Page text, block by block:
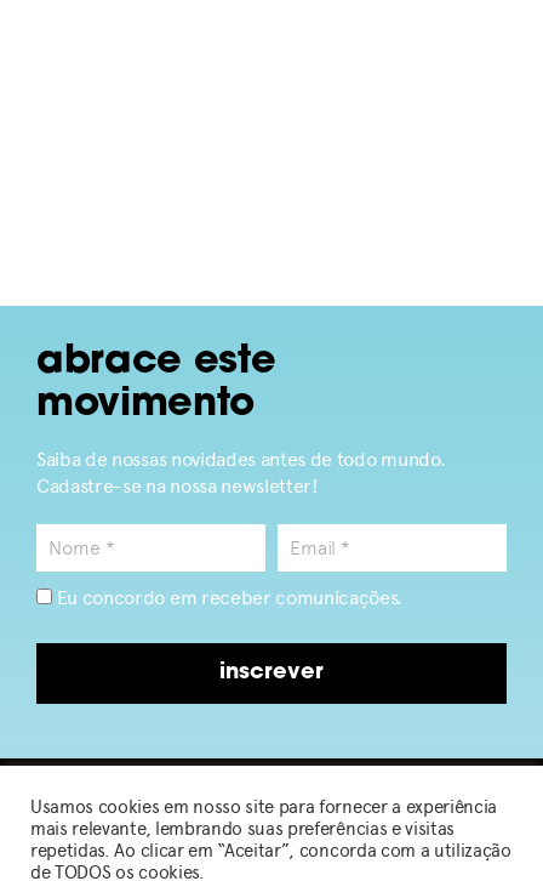
abrace este
movimento
Saiba de nossas novidades antes de todo mundo.
Cadastre-se na nossa newsletter!
Eu concordo em receber comunicações.
inscrever
2026 © Sou de Algodão
Usamos cookies em nosso site para fornecer a experiência
mais relevante, lembrando suas preferências e visitas
repetidas. Ao clicar em “Aceitar”, concorda com a utilização
de TODOS os cookies.